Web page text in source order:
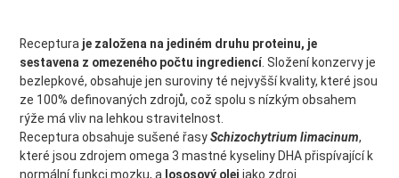
Receptura je založena na jediném druhu proteinu, je
sestavena z omezeného počtu ingrediencí . Složení konzervy je
bezlepkové, obsahuje jen suroviny té nejvyšší kvality, které jsou
ze 100% definovaných zdrojů, což spolu s nízkým obsahem
rýže má vliv na lehkou stravitelnost.
Receptura obsahuje sušené řasySchizochytrium limacinum,
které jsou zdrojem omega 3 mastné kyseliny DHA přispívající k
normální funkci mozku, a lososový olej jako zdroj